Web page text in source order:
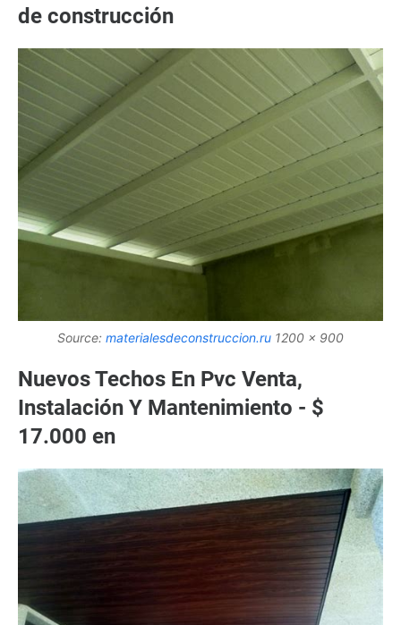
de construcción
Source: materialesdeconstruccion.ru 1200 x 900
Nuevos Techos En Pvc Venta,
Instalación Y Mantenimiento - $
17.000 en